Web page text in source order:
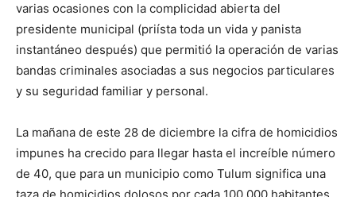
varias ocasiones con la complicidad abierta del
presidente municipal (priísta toda un vida y panista
instantáneo después) que permitió la operación de varias
bandas criminales asociadas a sus negocios particulares
y su seguridad familiar y personal.
La mañana de este 28 de diciembre la cifra de homicidios
impunes ha crecido para llegar hasta el increíble número
de 40, que para un municipio como Tulum significa una